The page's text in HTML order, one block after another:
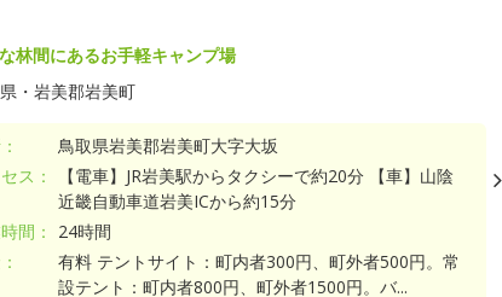
林間にあるお手軽キャンプ場
・岩美郡岩美町
鳥取県岩美郡岩美町大字大坂
ス：
【電車】JR岩美駅からタクシーで約20分 【車】山陰
近畿自動車道岩美ICから約15分
間：
24時間
有料 テントサイト：町内者300円、町外者500円。常
設テント：町内者800円、町外者1500円。バ...